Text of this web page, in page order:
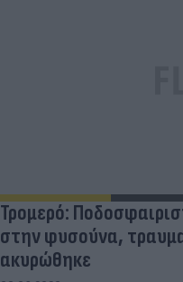
Τρομερό:
στην φυσούνα,
ακυρώθηκε